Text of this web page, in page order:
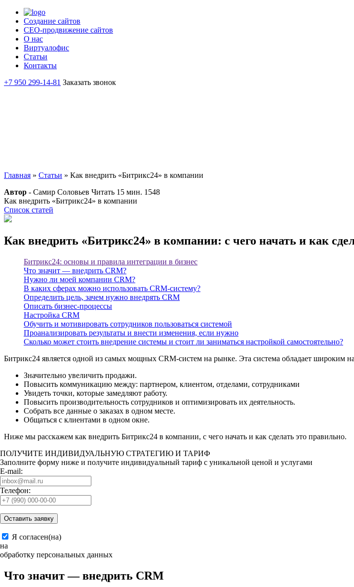
Создание сайтов
СЕО-продвижение сайтов
О нас
Виртуалофис
Статьи
Контакты
+7 950 299-14-81 Заказать звонок
Главная » Статьи » Как внедрить «Битрикс24» в компании
Автор - Самир Соловьев Читать 15 мин. 1548
Как внедрить «Битрикс24» в компании
Список статей
Как внедрить «Битрикс24» в компании: с чего начать и как
Битрикс24: основы и правила интеграции в бизнес
Что значит — внедрить CRM?
Нужно ли моей компании CRM?
В каких сферах можно использовать CRM-систему?
Определить цель, зачем нужно внедрять CRM
Описать бизнес-процессы
Настройка CRM
Обучить и мотивировать сотрудников пользоваться системой
Проанализировать результаты и внести изменения, если нужно
Сколько может стоить внедрение системы и стоит ли заниматься настройкой самостоятельно?
Битрикс24 является одной из самых мощных CRM-систем на рынке. Эта система обладает широким
Значительно увеличить продажи.
Повысить коммуникацию между: партнером, клиентом, отделами, сотрудниками
Увидеть точки, которые замедляют работу.
Повысить производительность сотрудников и оптимизировать их деятельность.
Собрать все данные о заказах в одном месте.
Общаться с клиентами в одном окне.
Ниже мы расскажем как внедрить Битрикс24 в компании, с чего начать и как сделать это правильно.
ПОЛУЧИТЕ ИНДИВИДУАЛЬНУЮ СТРАТЕГИЮ И ТАРИФ
Заполните форму ниже и получите индивидуальный тариф с уникальной ценой и услугами
E-mail:
Телефон:
Я согласен(на)
на
обработку персональных данных
Что значит — внедрить CRM